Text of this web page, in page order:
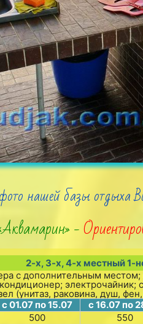
нашей базы отдыха
-
2-х, 3-х, 4-х местный 1-
с дополнительным местом;
(унитаз, раковина, душ,
с 01.07 по 15.07 с 16.07 по
500 550